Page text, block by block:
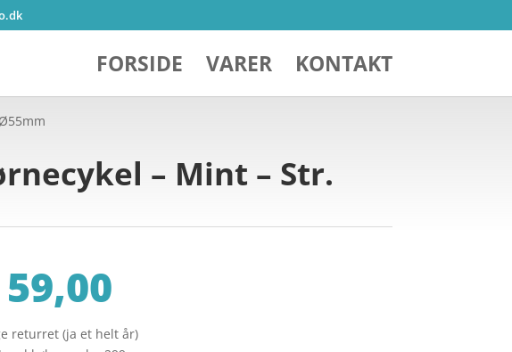
FORSIDE VARER KONTAKT
– Mint – Str.
59,00
returret (ja et helt år)